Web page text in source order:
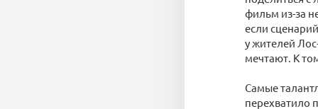
фильм из-за
если
у жителей
мечтают. К
Самые
перехватило